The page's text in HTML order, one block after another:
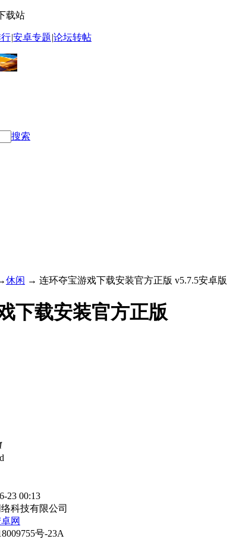
载站
|安卓专题|论坛转帖
搜索
休闲 → 连环夺宝游戏下载安装官方正版 v5.7.5安卓版
下载安装官方正版
23 00:13
科技有限公司
网
号-23A